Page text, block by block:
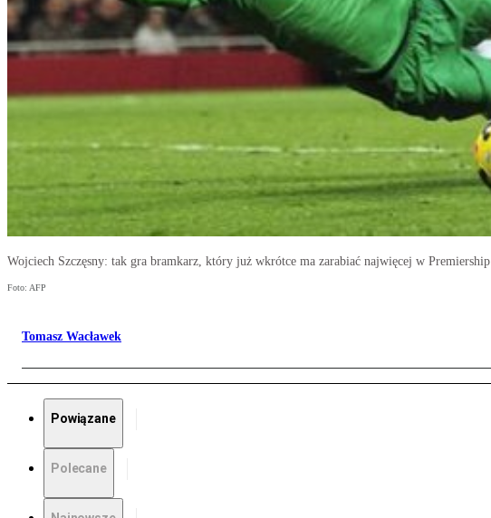
Wojciech Szczęsny: tak gra bramkarz, który już wkrótce ma zarabiać najwięcej w Premiership
Foto: AFP
Tomasz Wacławek
Powiązane
Polecane